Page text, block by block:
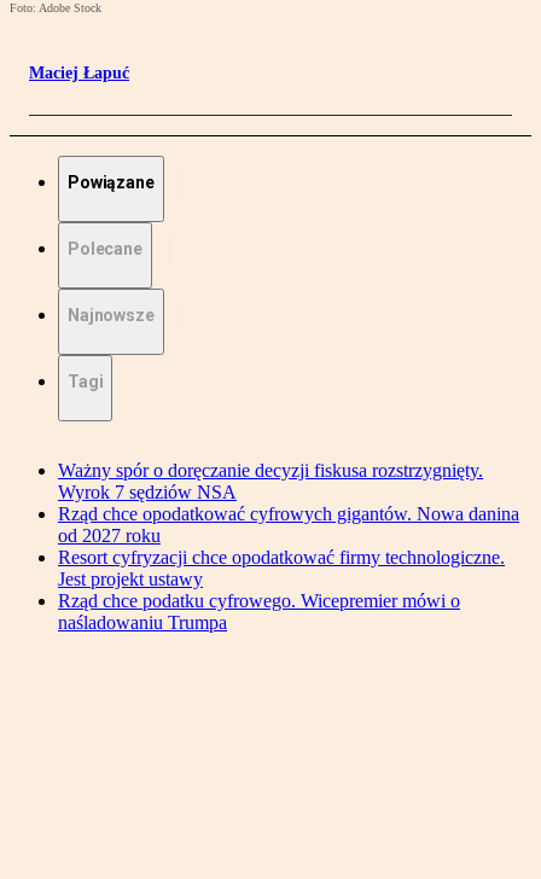
Foto: Adobe Stock
Maciej Łapuć
Powiązane
Polecane
Najnowsze
Tagi
Ważny spór o doręczanie decyzji fiskusa rozstrzygnięty.
Wyrok 7 sędziów NSA
Rząd chce opodatkować cyfrowych gigantów. Nowa danina
od 2027 roku
Resort cyfryzacji chce opodatkować firmy technologiczne.
Jest projekt ustawy
Rząd chce podatku cyfrowego. Wicepremier mówi o
naśladowaniu Trumpa